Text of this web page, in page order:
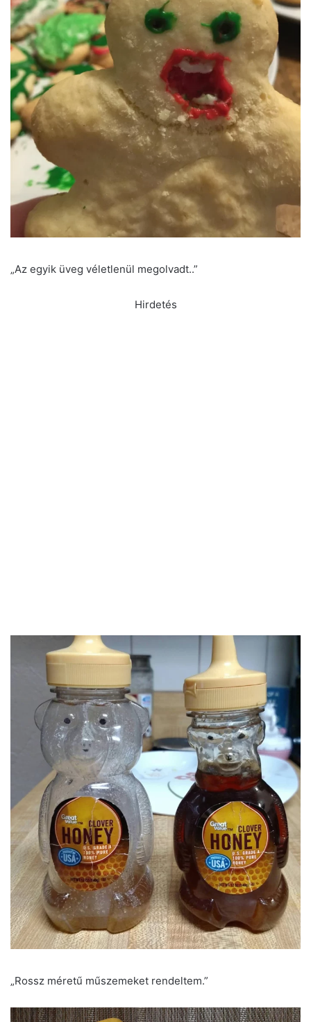
„Az egyik üveg véletlenül megolvadt..”
Hirdetés
„Rossz méretű műszemeket rendeltem.”